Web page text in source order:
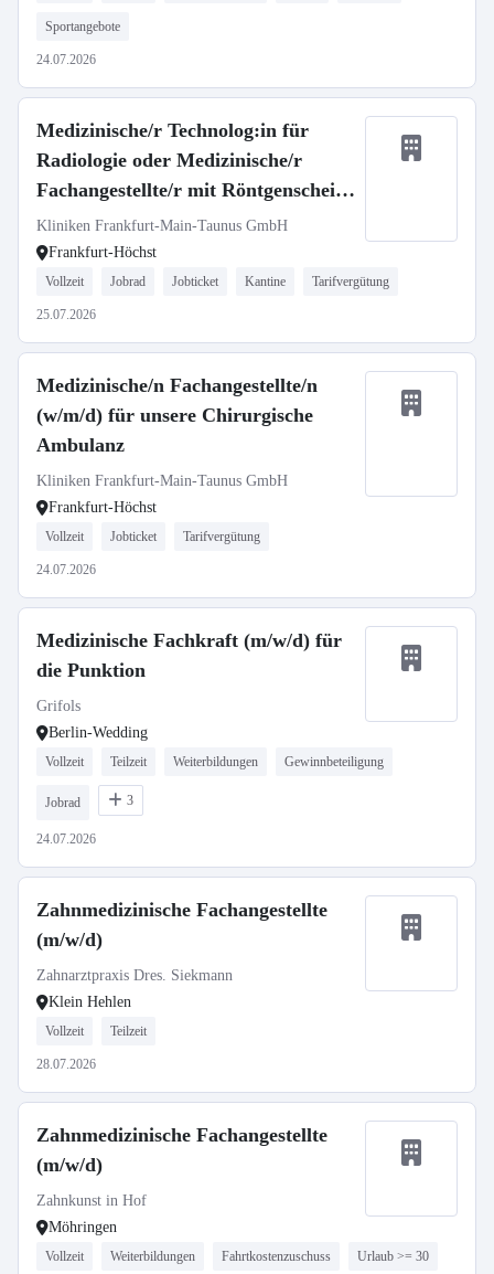
Sportangebote
24.07.2026
Medizinische/r Technolog:in für
Radiologie oder Medizinische/r
Fachangestellte/r mit Röntgenschein
(m/w/d)
Kliniken Frankfurt-Main-Taunus GmbH
Frankfurt-Höchst
Vollzeit Jobrad Jobticket Kantine Tarifvergütung
25.07.2026
Medizinische/n Fachangestellte/n
(w/m/d) für unsere Chirurgische
Ambulanz
Kliniken Frankfurt-Main-Taunus GmbH
Frankfurt-Höchst
Vollzeit Jobticket Tarifvergütung
24.07.2026
Medizinische Fachkraft (m/w/d) für
die Punktion
Grifols
Berlin-Wedding
Vollzeit Teilzeit Weiterbildungen Gewinnbeteiligung
Jobrad 3
24.07.2026
Zahnmedizinische Fachangestellte
(m/w/d)
Zahnarztpraxis Dres. Siekmann
Klein Hehlen
Vollzeit Teilzeit
28.07.2026
Zahnmedizinische Fachangestellte
(m/w/d)
Zahnkunst in Hof
Möhringen
Vollzeit Weiterbildungen Fahrtkostenzuschuss Urlaub >= 30